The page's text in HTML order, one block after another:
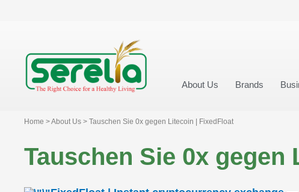
About Us Brands
Home > About Us > Tauschen Sie 0x gegen Litecoin | FixedFloat
Tauschen Sie 0x